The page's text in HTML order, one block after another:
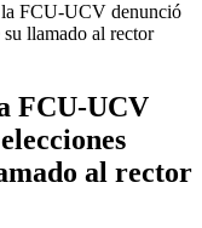
FCU-UCV denunció
su llamado al rector
FCU-UCV
al rector